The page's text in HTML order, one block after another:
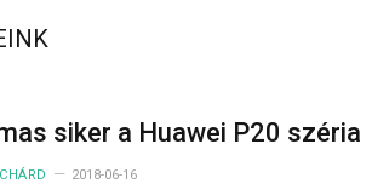
siker a Huawei P20 széria
2018-06-16